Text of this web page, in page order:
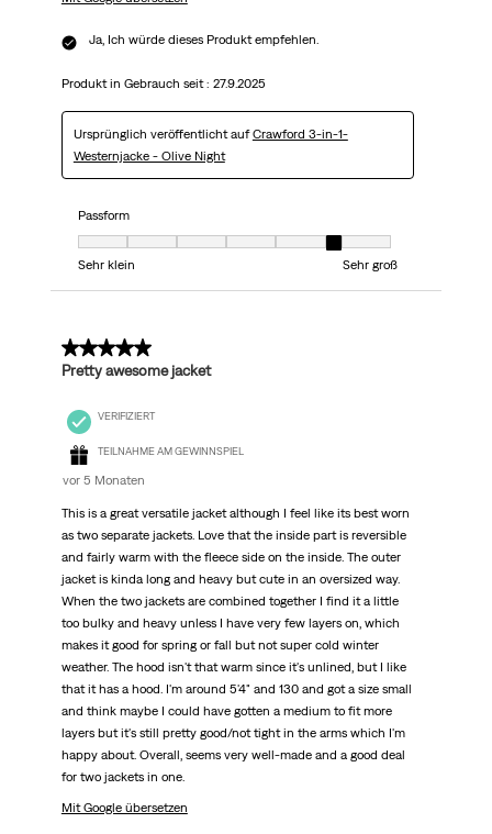
Ja, Ich würde dieses Produkt empfehlen.
Produkt in Gebrauch seit : 27.9.2025
Ursprünglich veröffentlicht aufCrawford 3-in-1-
Westernjacke - Olive Night
Passform
Passform, 6 von 7, wobei 1 gleich Sehr klein ist und 7 gleich Sehr groß
Sehr klein
Sehr groß
4 von 5 Sternen.
Pretty awesome jacket
VERIFIZIERT
TEILNAHME AM GEWINNSPIEL
vor 5 Monaten
This is a great versatile jacket although I feel like its best worn
as two separate jackets. Love that the inside part is reversible
and fairly warm with the fleece side on the inside. The outer
jacket is kinda long and heavy but cute in an oversized way.
When the two jackets are combined together I find it a little
too bulky and heavy unless I have very few layers on, which
makes it good for spring or fall but not super cold winter
weather. The hood isn't that warm since it's unlined, but I like
that it has a hood. I'm around 5'4" and 130 and got a size small
and think maybe I could have gotten a medium to fit more
layers but it's still pretty good/not tight in the arms which I'm
happy about. Overall, seems very well-made and a good deal
for two jackets in one.
Mit Google übersetzen